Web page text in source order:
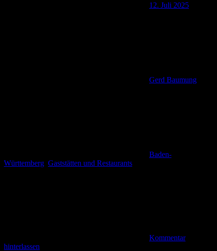
12. Juli 2025
Gerd Baumung
Baden-
Württemberg Gaststätten und Restaurants
Kommentar
hinterlassen